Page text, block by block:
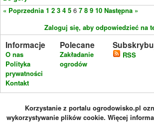
« Poprzednia 1 2 3 4 5 6 7 8 9 10 Następna »
Zaloguj się, aby odpowiedzieć na
Informacje
O nas
Polityka
prywatności
Kontakt
Polecane
Zakładanie
ogrodów
RSS
Korzystanie z portalu ogrodowisko.pl
wykorzystywanie plików cookie. Więcej